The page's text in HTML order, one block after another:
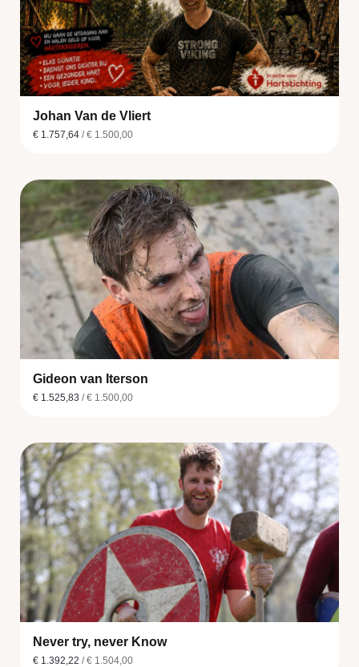
Johan Van de Vliert
€ 1.757,64 / € 1.500,00
Gideon van Iterson
€ 1.525,83 / € 1.500,00
Never try, never Know
€ 1.392,22 / € 1.504,00